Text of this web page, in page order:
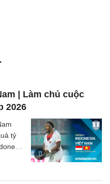
| Làm chủ cuộc
2026
tỷ